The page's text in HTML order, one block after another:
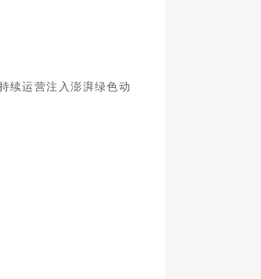
续运营注入澎湃绿色动